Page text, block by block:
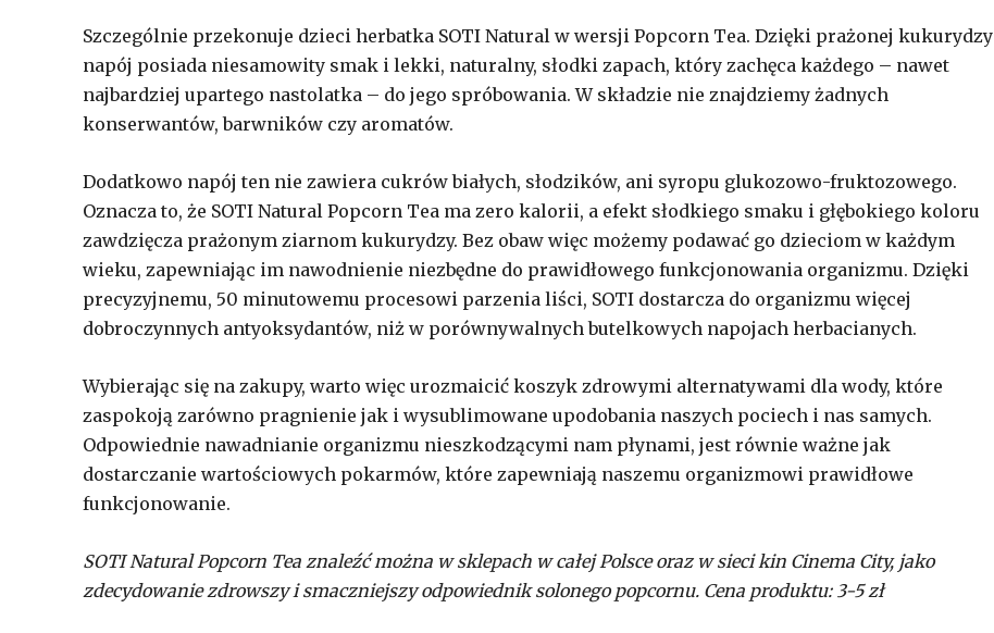
Szczególnie przekonuje dzieci herbatka SOTI Natural w wersji Popcorn Tea. Dzięki prażonej kukurydzy
napój posiada niesamowity smak i lekki, naturalny, słodki zapach, który zachęca każdego – nawet
najbardziej upartego nastolatka – do jego spróbowania. W składzie nie znajdziemy żadnych
konserwantów, barwników czy aromatów.
Dodatkowo napój ten nie zawiera cukrów białych, słodzików, ani syropu glukozowo-fruktozowego.
Oznacza to, że SOTI Natural Popcorn Tea ma zero kalorii, a efekt słodkiego smaku i głębokiego koloru
zawdzięcza prażonym ziarnom kukurydzy. Bez obaw więc możemy podawać go dzieciom w każdym
wieku, zapewniając im nawodnienie niezbędne do prawidłowego funkcjonowania organizmu. Dzięki
precyzyjnemu, 50 minutowemu procesowi parzenia liści, SOTI dostarcza do organizmu więcej
dobroczynnych antyoksydantów, niż w porównywalnych butelkowych napojach herbacianych.
Wybierając się na zakupy, warto więc urozmaicić koszyk zdrowymi alternatywami dla wody, które
zaspokoją zarówno pragnienie jak i wysublimowane upodobania naszych pociech i nas samych.
Odpowiednie nawadnianie organizmu nieszkodzącymi nam płynami, jest równie ważne jak
dostarczanie wartościowych pokarmów, które zapewniają naszemu organizmowi prawidłowe
funkcjonowanie.
SOTI Natural Popcorn Tea znaleźć można w sklepach w całej Polsce oraz w sieci kin Cinema City, jako
zdecydowanie zdrowszy i smaczniejszy odpowiednik solonego popcornu. Cena produktu: 3-5 zł